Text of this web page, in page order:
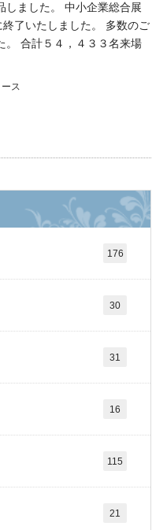
しました。 中小企業総合展
了いたしました。 多数のご
。 合計５４，４３３名来場
ス
176
30
31
16
115
21